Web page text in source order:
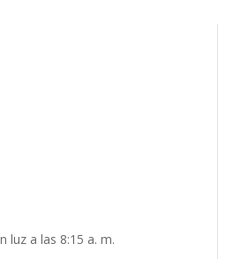
luz a las 8:15 a. m.